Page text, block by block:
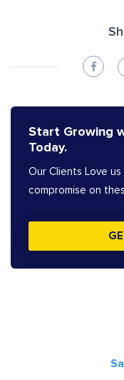
Start Growing
Today.
Our Clients Love
compromise on